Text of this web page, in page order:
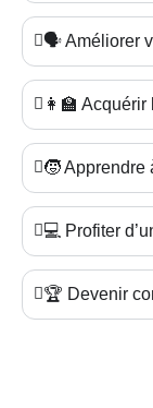
🗣️ Améliorer
👩‍🏫
🧒 Apprendre
💻 Profiter
🏆 Devenir